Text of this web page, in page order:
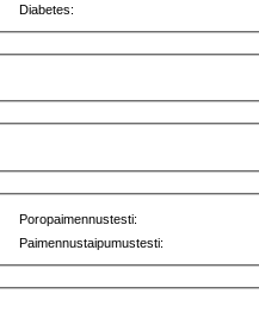
Diabetes:
Poropaimennustesti:
Paimennustaipumustesti: